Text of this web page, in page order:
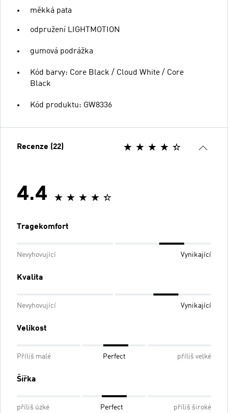
měkká pata
odpružení LIGHTMOTION
gumová podrážka
Kód barvy: Core Black / Cloud White / Core
Black
Kód produktu: GW8336
Recenze (22)
4.4
Tragekomfort
Nevyhovující Vynikající
Kvalita
Nevyhovující Vynikající
Velikost
Příliš malé Perfect příliš velké
Šířka
příliš úzké Perfect příliš široké